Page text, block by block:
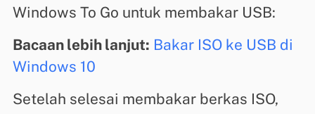
Windows To Go untuk membakar USB:
Bacaan lebih lanjut: Bakar ISO ke USB di
Windows 10
Setelah selesai membakar berkas ISO,